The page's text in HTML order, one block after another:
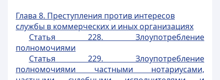
Глава 8. Преступления против интересов
службы в коммерческих и иных организациях
Статья 228. Злоупотребление
полномочиями
Статья 229. Злоупотребление
полномочиями частными нотариусами,